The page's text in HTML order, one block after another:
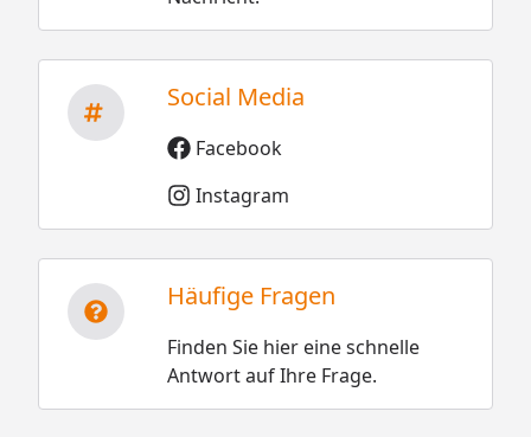
Social Media
Facebook
Instagram
Häufige Fragen
Finden Sie hier eine schnelle
Antwort auf Ihre Frage.